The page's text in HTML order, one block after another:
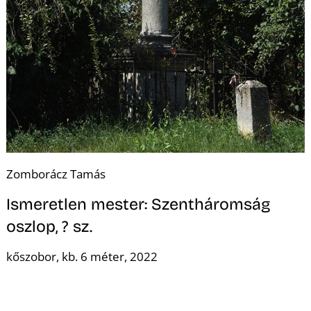
Zomborácz Tamás
Ismeretlen mester: Szentháromság
oszlop, ? sz.
kőszobor, kb. 6 méter, 2022